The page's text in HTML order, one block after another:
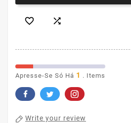
 
Apresse-Se Só Há 1 . Items
Write your review